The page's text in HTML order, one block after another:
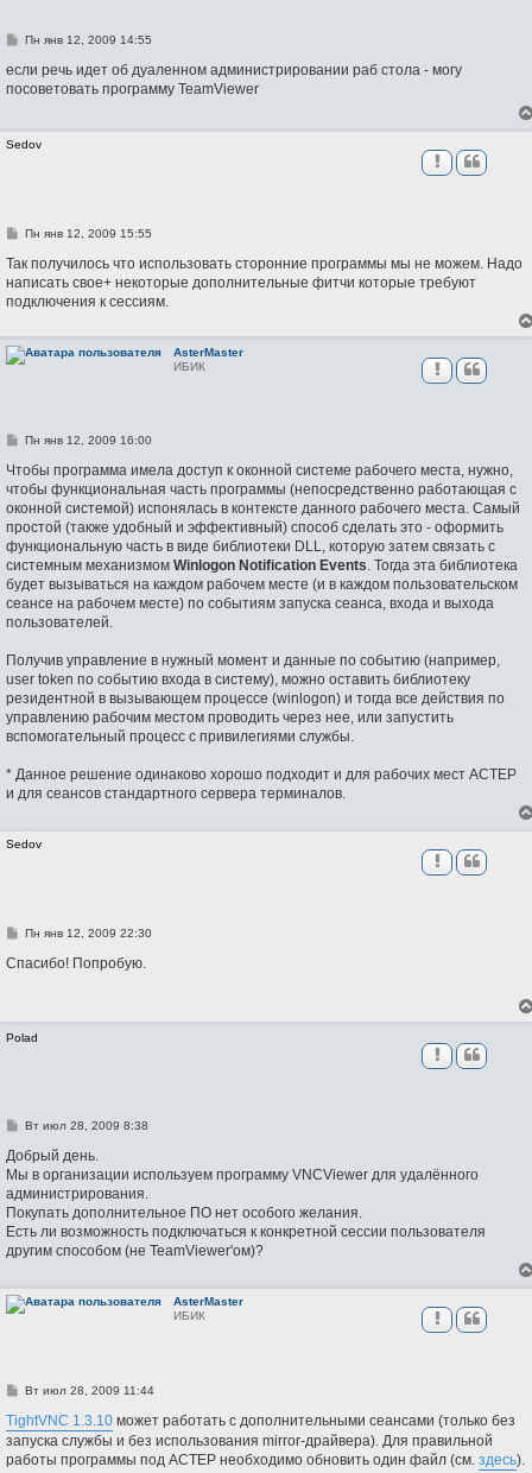
С
о
щ
и
е
Пн янв 12, 2009 14:55
если речь идет об дуаленном администрировании раб стола - могу
посоветовать программу TeamViewer
Sedov
С
о
щ
е
е
Пн янв 12, 2009 15:55
Так получилось что использовать сторонние программы мы не можем. Надо
написать свое+ некоторые дополнительные фитчи которые требуют
подключения к сессиям.
AsterMaster
ИБИК
С
о
щ
е
н
е
Пн янв 12, 2009 16:00
Чтобы программа имела доступ к оконной системе рабочего места, нужно,
чтобы функциональная часть программы (непосредственно работающая с
оконной системой) испонялась в контексте данного рабочего места. Самый
простой (также удобный и эффективный) способ сделать это - оформить
функциональную часть в виде библиотеки DLL, которую затем связать с
системным механизмом Winlogon Notification Events. Тогда эта библиотека
будет вызываться на каждом рабочем месте (и в каждом пользовательском
сеансе на рабочем месте) по событиям запуска сеанса, входа и выхода
пользователей.
Получив управление в нужный момент и данные по событию (например,
user token по событию входа в систему), можно оставить библиотеку
резидентной в вызывающем процессе (winlogon) и тогда все действия по
управлению рабочим местом проводить через нее, или запустить
вспомогательный процесс с привилегиями службы.
* Данное решение одинаково хорошо подходит и для рабочих мест АСТЕР
и для сеансов стандартного сервера терминалов.
Sedov
С
о
и
е
Пн янв 12, 2009 22:30
Спасибо! Попробую.
Polad
С
о
щ
е
н
е
Вт июл 28, 2009 8:38
Добрый день.
Мы в организации используем программу VNCViewer для удалённого
администрирования.
Покупать дополнительное ПО нет особого желания.
Есть ли возможность подключаться к конкретной сессии пользователя
другим способом (не TeamViewer'ом)?
AsterMaster
ИБИК
С
о
б
щ
е
Вт июл 28, 2009 11:44
TightVNC 1.3.10 может работать с дополнительными сеансами (только без
запуска службы и без использования mirror-драйвера). Для правильной
работы программы под АСТЕР необходимо обновить один файл (см. здесь).